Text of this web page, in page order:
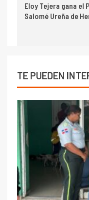
Eloy Tejera gana el
Salomé Ureña de
TE PUEDEN